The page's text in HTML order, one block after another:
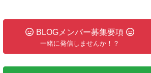
BLOGメンバー募集要項
一緒に発信しませんか！？